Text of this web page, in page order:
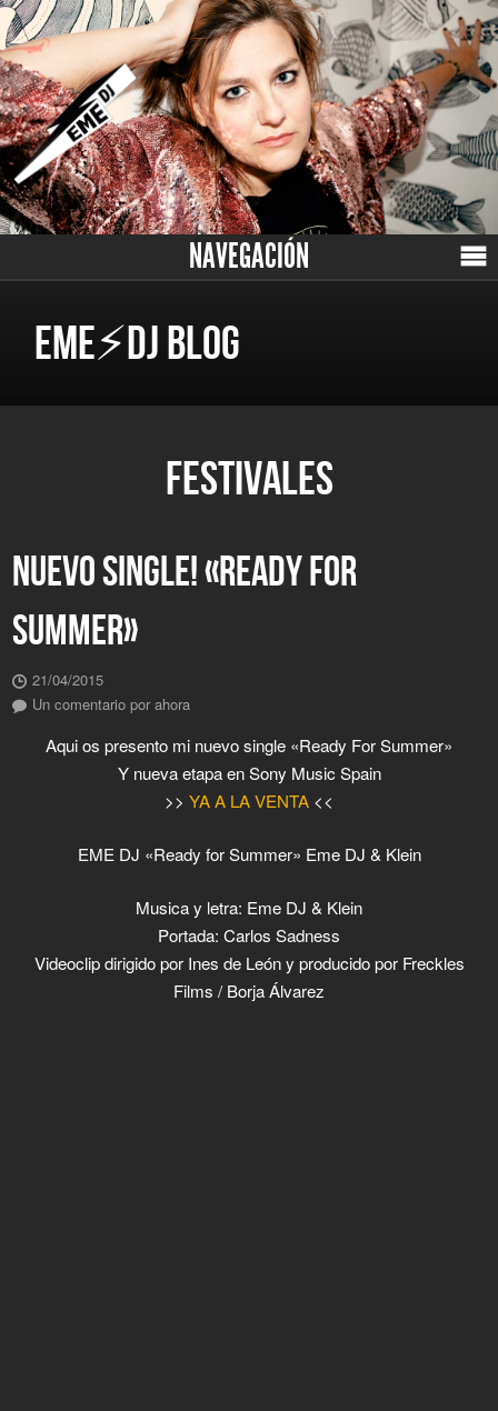
NAVEGACIÓN
EME⚡DJ BLOG
FESTIVALES
NUEVO SINGLE! «READY FOR
SUMMER»
21/04/2015
Un comentario por ahora
Aqui os presento mi nuevo single «Ready For Summer»
Y nueva etapa en Sony Music Spain
>> YA A LA VENTA <<
EME DJ «Ready for Summer» Eme DJ & Klein
Musica y letra: Eme DJ & Klein
Portada: Carlos Sadness
Videoclip dirigido por Ines de León y producido por Freckles
Films / Borja Álvarez